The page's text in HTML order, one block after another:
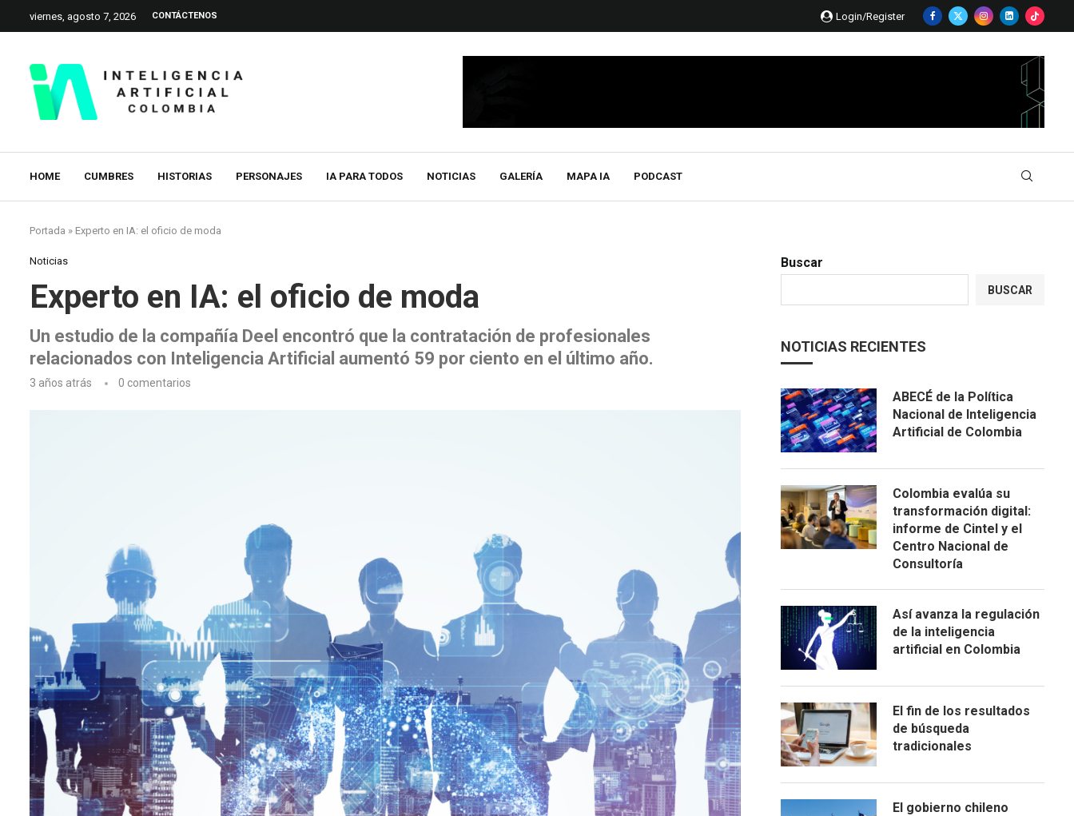
viernes, agosto 7, 2026 CONTÁCTENOS Login/Register
HOME CUMBRES HISTORIAS PERSONAJES IA PARA TODOS NOTICIAS GALERÍA MAPA IA PODCAST
Portada » Experto en IA: el oficio de moda
Noticias
Experto en IA: el oficio de moda
Un estudio de la compañía Deel encontró que la contratación de profesionales
relacionados con Inteligencia Artificial aumentó 59 por ciento en el último año.
3 años atrás 0 comentarios
Buscar
BUSCAR
NOTICIAS RECIENTES
ABECÉ de la Política
Nacional de Inteligencia
Artificial de Colombia
Colombia evalúa su
transformación digital:
informe de Cintel y el
Centro Nacional de
Consultoría
Así avanza la regulación
de la inteligencia
artificial en Colombia
El fin de los resultados
de búsqueda
tradicionales
El gobierno chileno